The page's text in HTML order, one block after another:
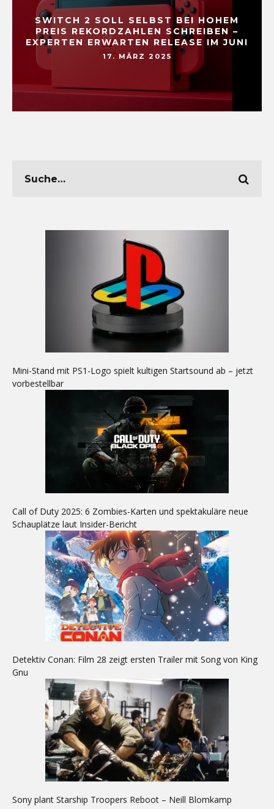
SWITCH 2 SOLL SELBST BEI HOHEM
PREIS REKORDZAHLEN SCHREIBEN –
EXPERTEN ERWARTEN RELEASE IM JUNI
17. MÄRZ 2025
Mini-Stand mit PS1-Logo spielt kultigen Startsound ab – jetzt
vorbestellbar
Call of Duty 2025: 6 Zombies-Karten und spektakuläre neue
Schauplätze laut Insider-Bericht
Detektiv Conan: Film 28 zeigt ersten Trailer mit Song von King
Gnu
Sony plant Starship Troopers Reboot – Neill Blomkamp